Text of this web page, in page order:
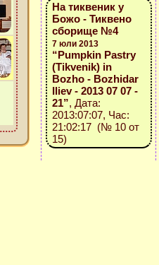
На тиквеник у
Божо - Тиквено
сборище №4
7 юли 2013
“Pumpkin Pastry
(Tikvenik) in
Bozho - Bozhidar
Iliev - 2013 07 07 -
21”, Дата:
2013:07:07, Час:
21:02:17 (№ 10 от
15)